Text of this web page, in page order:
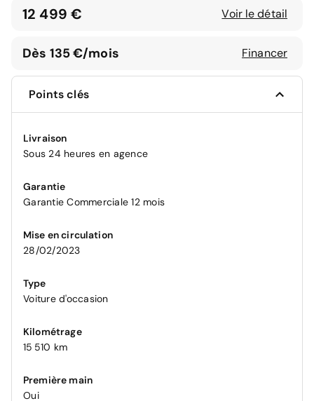
12 499 € Voir le détail
Dès 135 €/mois Financer
Points clés
Livraison
Sous 24 heures en agence
Garantie
Garantie Commerciale 12 mois
Mise en circulation
28/02/2023
Type
Voiture d'occasion
Kilométrage
15 510 km
Première main
Oui